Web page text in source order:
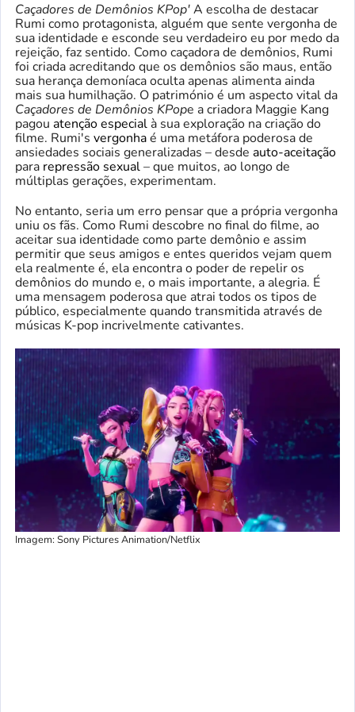
Caçadores de Demônios KPop'A escolha de destacar
Rumi como protagonista, alguém que sente vergonha de
sua identidade e esconde seu verdadeiro eu por medo da
rejeição, faz sentido. Como caçadora de demônios, Rumi
foi criada acreditando que os demônios são maus, então
sua herança demoníaca oculta apenas alimenta ainda
mais sua humilhação. O património é um aspecto vital da
Caçadores de Demônios KPope a criadora Maggie Kang
pagou atenção especial à sua exploração na criação do
filme. Rumi's vergonhaé uma metáfora poderosa de
ansiedades sociais generalizadas – desde auto-aceitação
para repressão sexual– que muitos, ao longo de
múltiplas gerações, experimentam.
No entanto, seria um erro pensar que a própria vergonha
uniu os fãs. Como Rumi descobre no final do filme, ao
aceitar sua identidade como parte demônio e assim
permitir que seus amigos e entes queridos vejam quem
ela realmente é, ela encontra o poder de repelir os
demônios do mundo e, o mais importante, a alegria. É
uma mensagem poderosa que atrai todos os tipos de
público, especialmente quando transmitida através de
músicas K-pop incrivelmente cativantes.
Imagem: Sony Pictures Animation/Netflix